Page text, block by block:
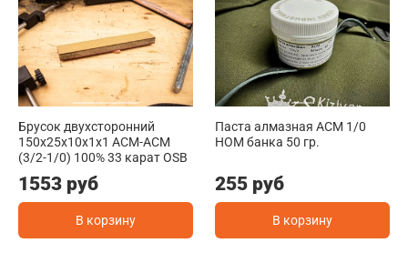
Брусок двухсторонний
150х25х10х1х1 ACM-ACM
(3/2-1/0) 100% 33 карат OSB
1553 руб
В корзину
Паста алмазная АСМ 1/0
НОМ банка 50 гр.
255 руб
В корзину